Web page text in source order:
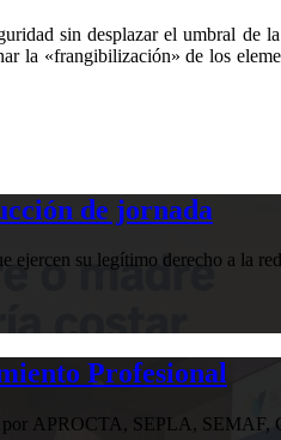
sin desplazar el umbral de
la «frangibilización» de los
de jornada
ejercen su legítimo derecho a la
Profesional
por APROCTA, SEPLA,